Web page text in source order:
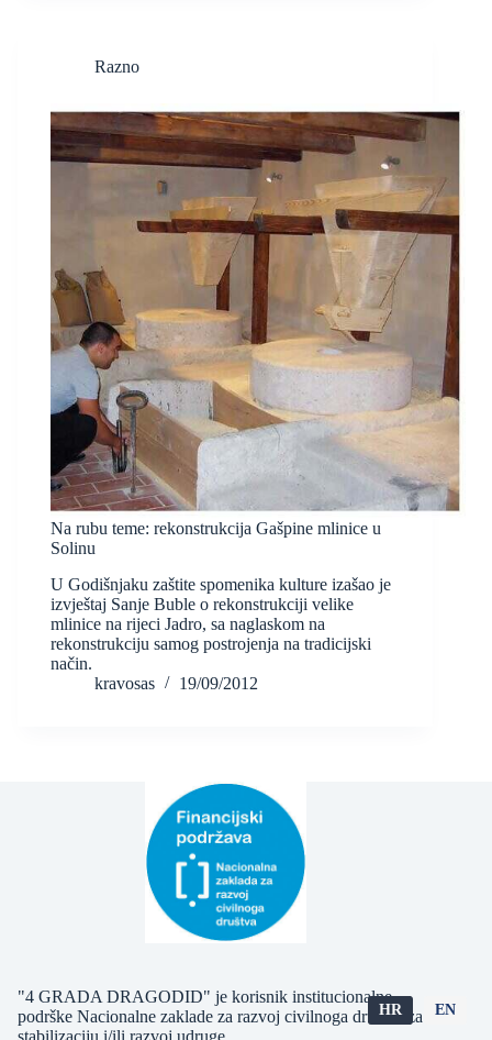
HR EN
Razno
Na rubu teme: rekonstrukcija Gašpine mlinice u
Solinu
U Godišnjaku zaštite spomenika kulture izašao je
izvještaj Sanje Buble o rekonstrukciji velike
mlinice na rijeci Jadro, sa naglaskom na
rekonstrukciju samog postrojenja na tradicijski
način.
kravosas
19/09/2012
"4 GRADA DRAGODID" je korisnik institucionalne
podrške Nacionalne zaklade za razvoj civilnoga društva za
stabilizaciju i/ili razvoj udruge.